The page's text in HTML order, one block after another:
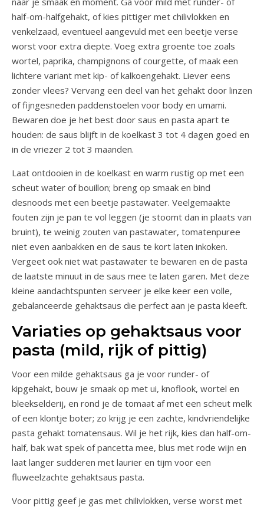
half-om-halfgehakt, of kies pittiger met chilivlokken en
venkelzaad, eventueel aangevuld met een beetje verse
worst voor extra diepte. Voeg extra groente toe zoals
wortel, paprika, champignons of courgette, of maak een
lichtere variant met kip- of kalkoengehakt. Liever eens
zonder vlees? Vervang een deel van het gehakt door linzen
of fijngesneden paddenstoelen voor body en umami.
Bewaren doe je het best door saus en pasta apart te
houden: de saus blijft in de koelkast 3 tot 4 dagen goed en
in de vriezer 2 tot 3 maanden.
Laat ontdooien in de koelkast en warm rustig op met een
scheut water of bouillon; breng op smaak en bind
desnoods met een beetje pastawater. Veelgemaakte
fouten zijn je pan te vol leggen (je stoomt dan in plaats van
bruint), te weinig zouten van pastawater, tomatenpuree
niet even aanbakken en de saus te kort laten inkoken.
Vergeet ook niet wat pastawater te bewaren en de pasta
de laatste minuut in de saus mee te laten garen. Met deze
kleine aandachtspunten serveer je elke keer een volle,
gebalanceerde gehaktsaus die perfect aan je pasta kleeft.
Variaties op gehaktsaus voor
pasta (mild, rijk of pittig)
Voor een milde gehaktsaus ga je voor runder- of
kipgehakt, bouw je smaak op met ui, knoflook, wortel en
bleekselderij, en rond je de tomaat af met een scheut melk
of een klontje boter; zo krijg je een zachte, kindvriendelijke
pasta gehakt tomatensaus. Wil je het rijk, kies dan half-om-
half, bak wat spek of pancetta mee, blus met rode wijn en
laat langer sudderen met laurier en tijm voor een
fluweelzachte gehaktsaus pasta.
Voor pittig geef je gas met chilivlokken, verse worst met